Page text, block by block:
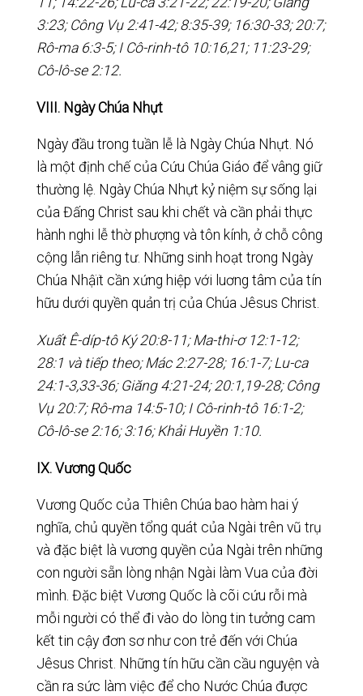
3:23; Công Vụ 2:41-42; 8:35-39; 16:30-33; 20:7;
Rô-ma 6:3-5; I Cô-rinh-tô 10:16,21; 11:23-29;
Cô-lô-se 2:12.
VIII. Ngày Chúa Nhựt
Ngày đầu trong tuần lễ là Ngày Chúa Nhựt. Nó
là một định chế của Cứu Chúa Giáo để vâng giữ
thường lệ. Ngày Chúa Nhựt kỷ niệm sự sống lại
của Đấng Christ sau khi chết và cần phải thực
hành nghi lễ thờ phượng và tôn kính, ở chỗ công
cộng lẫn riêng tư. Những sinh hoạt trong Ngày
Chúa Nhậït cần xứng hiệp với luơng tâm của tín
hữu dưới quyền quản trị của Chúa Jêsus Christ.
Xuất Ê-díp-tô Ký 20:8-11; Ma-thi-ơ 12:1-12;
28:1 và tiếp theo; Mác 2:27-28; 16:1-7; Lu-ca
24:1-3,33-36; Giăng 4:21-24; 20:1,19-28; Công
Vụ 20:7; Rô-ma 14:5-10; I Cô-rinh-tô 16:1-2;
Cô-lô-se 2:16; 3:16; Khải Huyền 1:10.
IX. Vương Quốc
Vương Quốc của Thiên Chúa bao hàm hai ý
nghĩa, chủ quyền tổng quát của Ngài trên vũ trụ
và đặc biệt là vương quyền của Ngài trên những
con người sẵn lòng nhận Ngài làm Vua của đời
mình. Đặc biệt Vương Quốc là cõi cứu rỗi mà
mỗi người có thể đi vào do lòng tin tưởng cam
kết tin cậy đơn sơ như con trẻ đến với Chúa
Jêsus Christ. Những tín hữu cần cầu nguyện và
cần ra sức làm việc để cho Nước Chúa được